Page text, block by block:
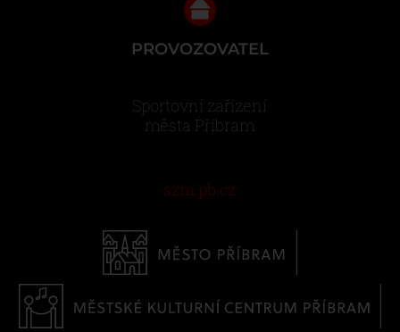
PROVOZOVATEL
Sportovní zařízení
města Příbram
szm.pb.cz